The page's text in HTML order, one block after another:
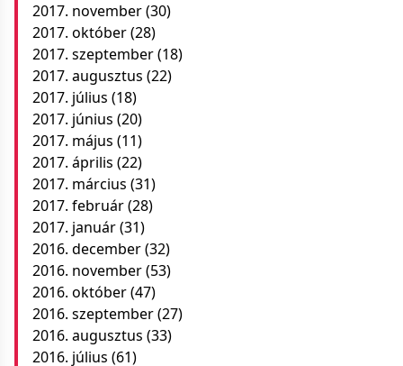
2017. november(30)
2017. október(28)
2017. szeptember(18)
2017. augusztus (22)
2017. július (18)
2017. június (20)
2017. május (11)
2017. április (22)
2017. március (31)
2017. február(28)
2017. január(31)
2016. december(32)
2016. november(53)
2016. október(47)
2016. szeptember(27)
2016. augusztus (33)
2016. július (61)